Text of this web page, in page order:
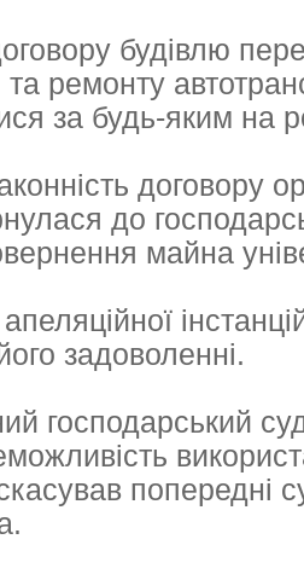
будівлю
та ремонту
за будь-яким на
договору
до
майна
задоволенні.
господарський
попередні